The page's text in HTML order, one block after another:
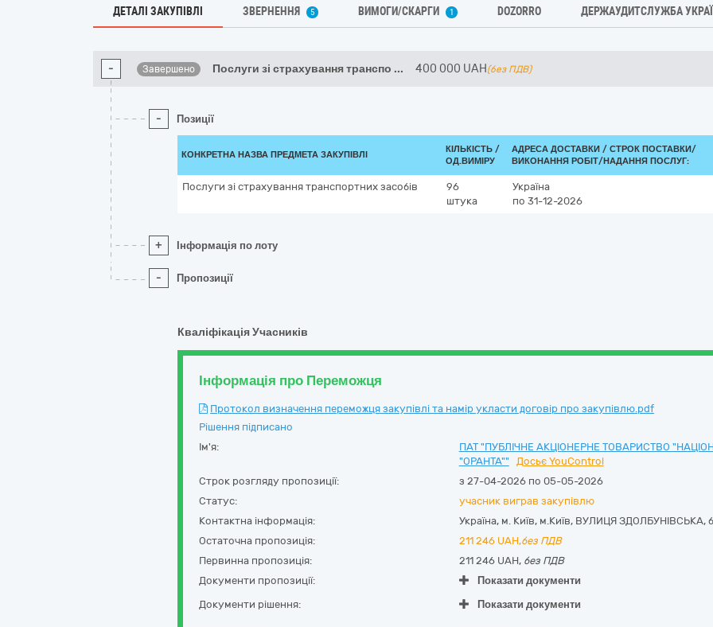
ДЕТАЛІ ЗАКУПІВЛІ ЗВЕРНЕННЯ 5 ВИМОГИ/СКАРГИ 1 DOZORRO ДЕРЖАУДИТСЛУЖБА
- Завершено Послуги зі страхування транспо ... 400 000 UAH (без ПДВ)
- Позиції
КОНКРЕТНА НАЗВА ПРЕДМЕТА ЗАКУПІВЛІ
КІЛЬКІСТЬ /
ОД.ВИМІРУ
АДРЕСА ДОСТАВКИ / СТРОК ПОСТАВКИ/
ВИКОНАННЯ РОБІТ/НАДАННЯ ПОСЛУГ:
Послуги зі страхування транспортних засобів
96
штука
Україна
по 31-12-2026
+ Інформація по лоту
- Пропозиції
Кваліфікація Учасників
Інформація про Переможця
Протокол визначення переможця закупівлі та намір укласти договір про закупівлю.pdf
Рішення підписано
Ім'я:
ПАТ "ПУБЛІЧНЕ АКЦІОНЕРНЕ ТОВАРИСТВО
"ОРАНТА""
Досьє YouControl
Строк розгляду пропозиції:
з 27-04-2026 по 05-05-2026
Статус:
учасник виграв закупівлю
Контактна інформація:
Україна, м. Київ, м.Київ, ВУЛИЦЯ ЗДОЛБУНІВСЬКА,
Остаточна пропозиція:
211 246 UAH,без ПДВ
Первинна пропозиція:
211 246 UAH, без ПДВ
Документи пропозиції:
Показати документи
Документи рішення:
Показати документи